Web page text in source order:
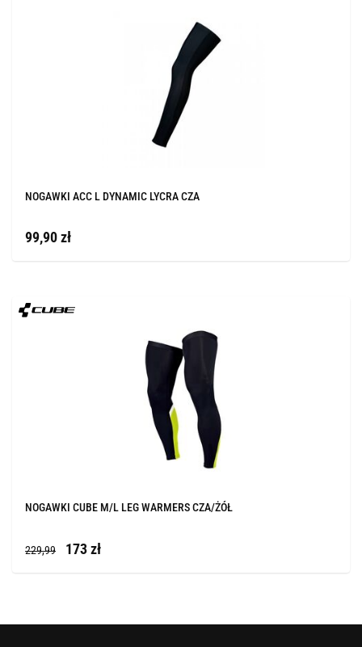
NOGAWKI ACC L DYNAMIC LYCRA CZA
99,90 zł
NOGAWKI CUBE M/L LEG WARMERS CZA/ŻÓŁ
229,99 173 zł